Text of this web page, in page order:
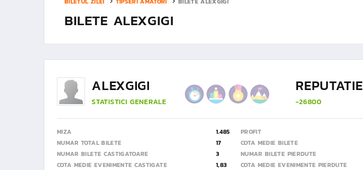
BILETE ALEXGIGI
ALEXGIGI
STATISTICI GENERALE
REPUTATIE
-26800
MIZA 1.485 PROFIT
NUMAR TOTAL BILETE
17 COTA MEDIE BILETE
NUMAR BILETE CASTIGATOARE
3 NUMAR BILETE PIERDUTE
COTA MEDIE EVENIMENTE CASTIGATE
1,83 COTA MEDIE EVENIMENTE PIERDUTE